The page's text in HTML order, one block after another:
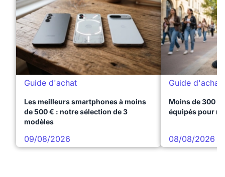
Guide d'achat
Les meilleurs smartphones à moins
de 500 € : notre sélection de 3
modèles
09/08/2026
Guide d'achat
Moins de 300 €
équipés pour
08/08/2026